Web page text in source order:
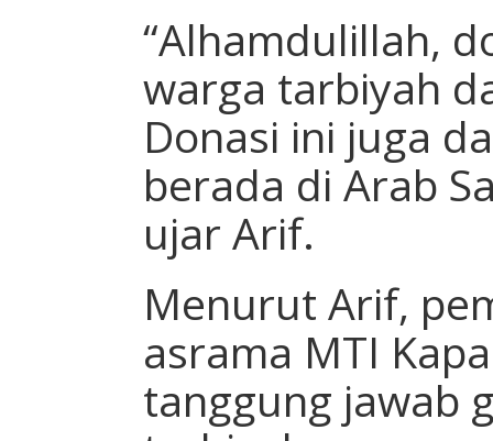
“Alhamdulillah,
warga tarbiyah
Donasi ini juga
berada di Arab
ujar Arif.
Menurut Arif,
asrama MTI
tanggung jawab